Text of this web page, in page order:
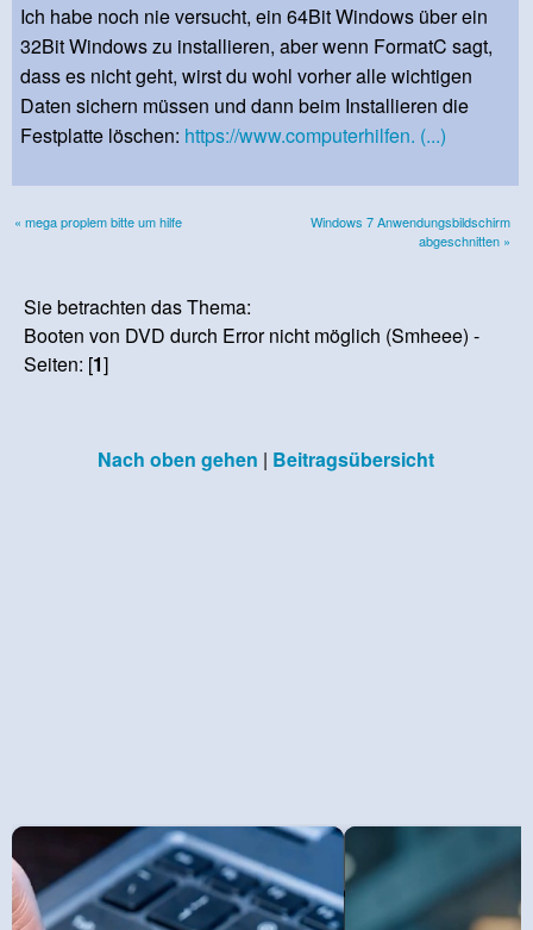
Ich habe noch nie versucht, ein 64Bit Windows über ein
32Bit Windows zu installieren, aber wenn FormatC sagt,
dass es nicht geht, wirst du wohl vorher alle wichtigen
Daten sichern müssen und dann beim Installieren die
Festplatte löschen: https://www.computerhilfen. (...)
« mega proplem bitte um hilfe
Windows 7 Anwendungsbildschirm
abgeschnitten »
Sie betrachten das Thema:
Booten von DVD durch Error nicht möglich (Smheee) -
Seiten: [1]
Nach oben gehen | Beitragsübersicht